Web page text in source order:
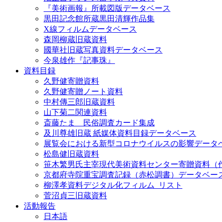
『美術画報』所載図版データベース
黒田記念館所蔵黒田清輝作品集
X線フィルムデータベース
森岡柳蔵旧蔵資料
國華社旧蔵写真資料データベース
今泉雄作『記事珠』
資料目録
久野健寄贈資料
久野健寄贈ノート資料
中村傳三郎旧蔵資料
山下菊二関連資料
斎藤たま 民俗調査カード集成
及川尊雄旧蔵 紙媒体資料目録データベース
展覧会における新型コロナウイルスの影響データ
松島健旧蔵資料
笹木繁男氏主宰現代美術資料センター寄贈資料（
京都府寺院重宝調査記録（赤松調書）データベー
柳澤孝資料デジタル化フィルム_リスト
菅沼貞三旧蔵資料
活動報告
日本語